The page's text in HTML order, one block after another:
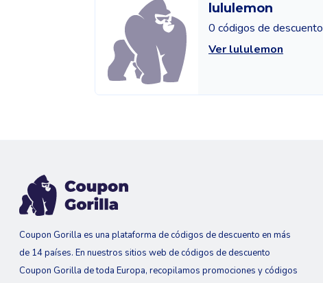
lululemon
0 códigos de descuento
Ver lululemon
Coupon Gorilla es una plataforma de códigos de descuento en más
de 14 países. En nuestros sitios web de códigos de descuento
Coupon Gorilla de toda Europa, recopilamos promociones y códigos